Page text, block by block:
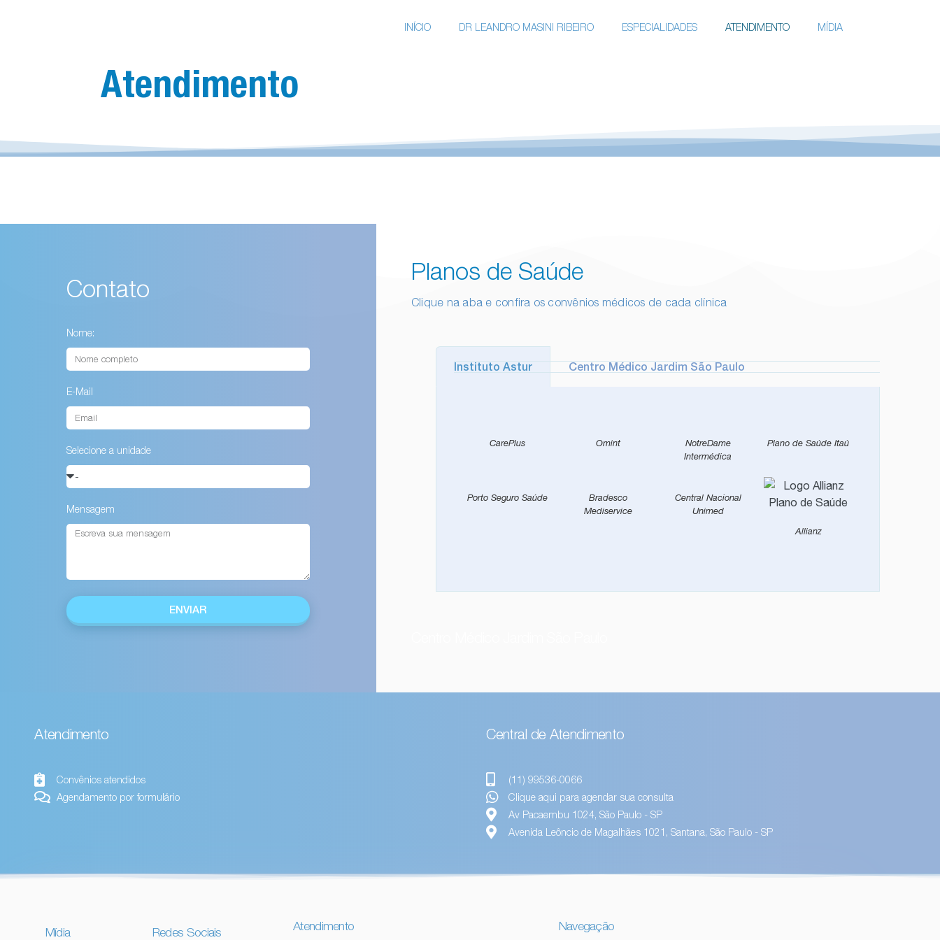
INÍCIO DR LEANDRO MASINI RIBEIRO ESPECIALIDADES ATENDIMENTO MÍDIA
Atendimento
Contato
Nome:
E-Mail
Selecione a unidade
Mensagem
ENVIAR
Planos de Saúde
Clique na aba e confira os convênios médicos de cada clínica
Instituto Astur Centro Médico Jardim São Paulo
CarePlus Omint
NotreDame
Intermédica
Plano de Saúde Itaú
Porto Seguro Saúde
Bradesco
Mediservice
Central Nacional
Unimed
Allianz
Atendimento
Convênios atendidos
Agendamento por formulário
Central de Atendimento
(11) 99536-0066
Clique aqui para agendar sua consulta
Av Pacaembu 1024, São Paulo - SP
Avenida Leôncio de Magalhães 1021, Santana, São Paulo - SP
Mídia Redes Sociais Atendimento Navegação